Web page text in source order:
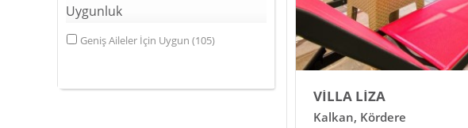
Uygunluk
Geniş Aileler İçin Uygun (105)
VİLLA LİZA
Kalkan, Kördere